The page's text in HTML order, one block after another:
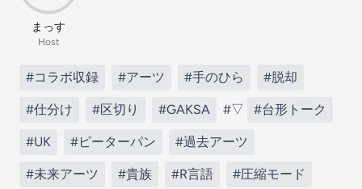
まっす
Host
#コラボ収録 #アーツ #手のひら #脱却
#仕分け #区切り #GAKSA #▽ #台形トーク
#UK #ピーターパン #過去アーツ
#未来アーツ #貴族 #R言語 #圧縮モード